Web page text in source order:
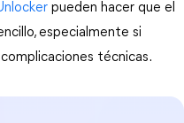
pueden hacer que el
especialmente si
técnicas.